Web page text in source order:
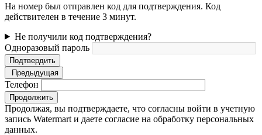
На номер был отправлен код для подтверждения. Код
действителен в течение 3 минут.
Не получили код подтверждения?
Одноразовый пароль
Подтвердить
Предыдущая
Телефон
Продолжить
Продолжая, вы подтверждаете, что согласны войти в учетную
запись Watermart и даете согласие на обработку персональных
данных.